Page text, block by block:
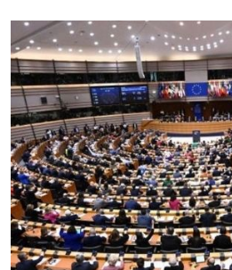
Empresa en Jalisco
Requiere:
LOGÍSTICA DE
EN MANO
Especificaciones:
cualquiera
Aplicar al